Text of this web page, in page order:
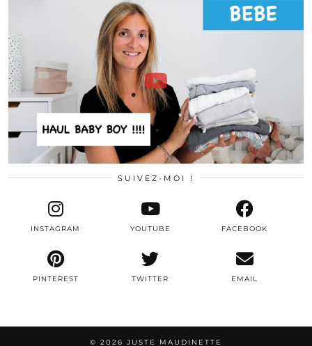
SUIVEZ-MOI !
TWITTER
INSTAGRAM FACEBOOK
PINTEREST
YOUTUBE
EMAIL
© 2026 JUSTE MAUDINETTE